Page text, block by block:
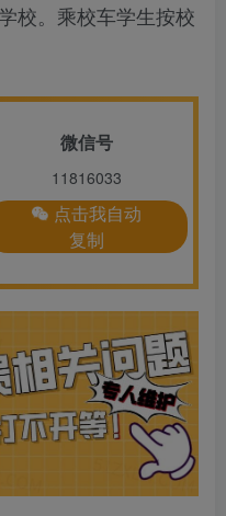
校。乘校车学生按校
微信号
11816033
点击我自动
复制